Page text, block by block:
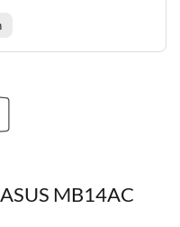
MB14AC